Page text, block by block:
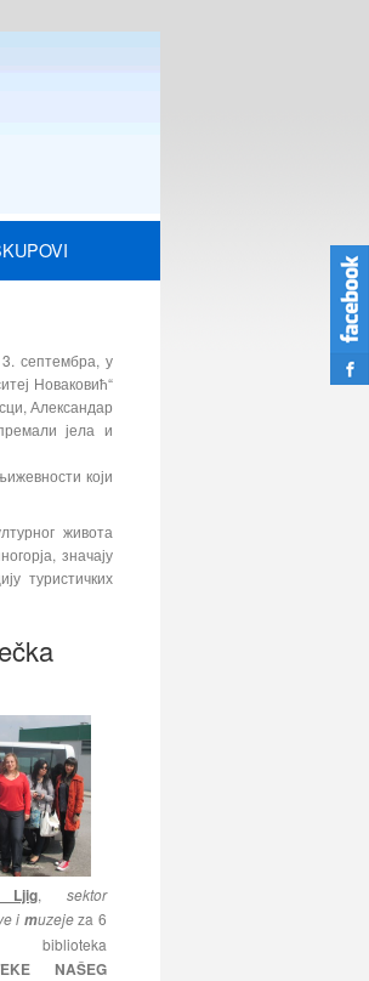
септембра, у
Новаковић“
Александар
јела и
који
живота
значају
туристичких
Ljig, sektor
i muzejeza 6
NAŠEG